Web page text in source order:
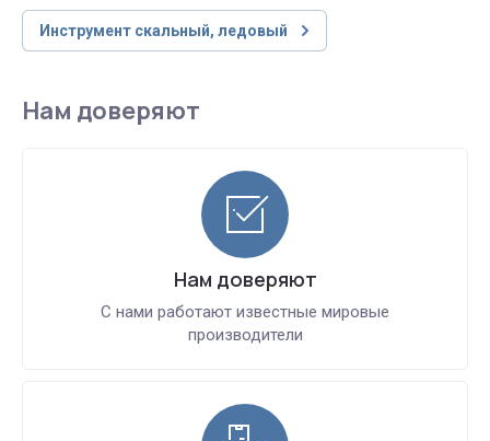
Инструмент скальный, ледовый
Нам доверяют
Нам доверяют
С нами работают известные мировые
производители